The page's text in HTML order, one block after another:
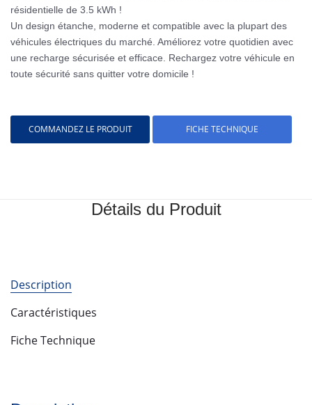
résidentielle de 3.5 kWh !
Un design étanche, moderne et compatible avec la plupart des
véhicules électriques du marché. Améliorez votre quotidien avec
une recharge sécurisée et efficace. Rechargez votre véhicule en
toute sécurité sans quitter votre domicile !
COMMANDEZ LE PRODUIT FICHE TECHNIQUE
Détails du Produit
Description
Caractéristiques
Fiche Technique